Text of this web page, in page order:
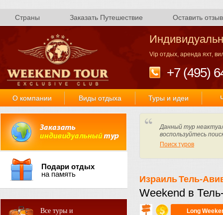
Страны Заказать Путешествие Оставить отзыв
Vip отдых, аренда яхт,
+7 (495)
О компании Виды отдыха Туры и идеи
Подари отдых
на память
Все туры и
Данный тур
воспользуйтесь
Поиск туров
ИзраильТель-
Weekend в
Long